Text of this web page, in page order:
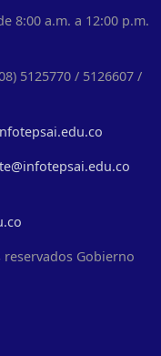
8:00 a.m. a 12:00 p.m.
5125770 / 5126607 /
Gobierno